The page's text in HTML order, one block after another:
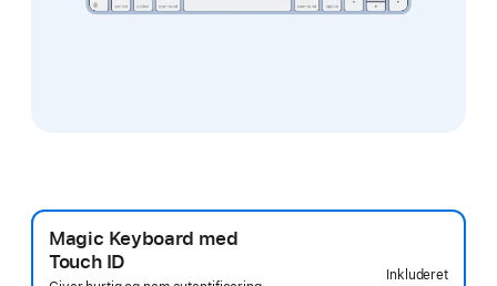
Magic Keyboard med
Touch ID
Inkluderet